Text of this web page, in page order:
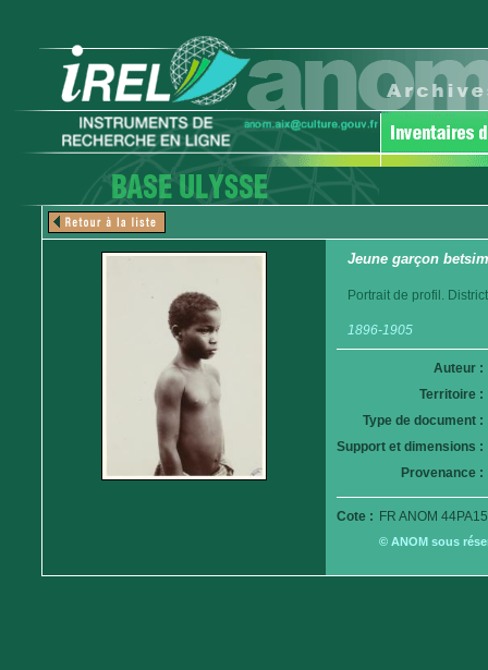
Jeune garçon
Portrait de profil.
1896-1905
Auteur :
Territoire :
Type de document :
Support et dimensions :
Provenance :
Cote : FR ANOM
© ANOM sous